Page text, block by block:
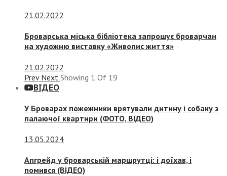
21.02.2022
Броварська міська бібліотека запрошує броварчан
на художню виставку «Живопис життя»
21.02.2022
Prev Next Showing 1 Of 19
ВІДЕО
У Броварах пожежники врятували дитину і собаку з
палаючої квартири (ФОТО, ВІДЕО)
13.05.2024
Апгрейд у броварській маршрутці: і доїхав, і
помився (ВІДЕО)